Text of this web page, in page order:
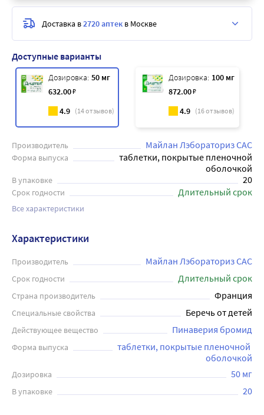
Доступные варианты
Дозировка: 50 мг
632.00₽
4.9 (14отзывов)
Дозировка: 100 мг
872.00₽
4.9 (16отзывов)
Производитель Майлан Лэбораториз САС
Форма выпуска
таблетки, покрытые пленочной
оболочкой
В упаковке 20
Срок годности Длительный срок
Все характеристики
Доставка в2720 аптек в Москве
Характеристики
Производитель Майлан Лэбораториз САС
Срок годности Длительный срок
Страна производитель Франция
Специальные свойства Беречь от детей
Действующее вещество Пинаверия бромид
Форма выпуска
таблетки, покрытые пленочной
оболочкой
Дозировка 50 мг
В упаковке 20